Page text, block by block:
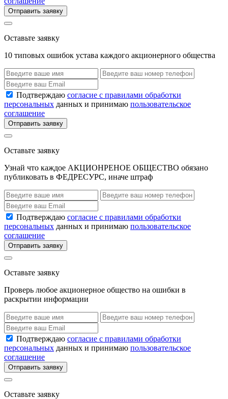
Отправить заявку
Оставьте заявку
10 типовых ошибок устава каждого акционерного общества
Подтверждаю согласие с правилами обработки
персональных данных и принимаю пользовательское
соглашение
Отправить заявку
Оставьте заявку
Узнай что каждое АКЦИОНРЕНОЕ ОБЩЕСТВО обязано
публиковать в ФЕДРЕСУРС, иначе штраф
Подтверждаю согласие с правилами обработки
персональных данных и принимаю пользовательское
соглашение
Отправить заявку
Оставьте заявку
Проверь любое акционерное общество на ошибки в
раскрытии информации
Подтверждаю согласие с правилами обработки
персональных данных и принимаю пользовательское
соглашение
Отправить заявку
Оставьте заявку